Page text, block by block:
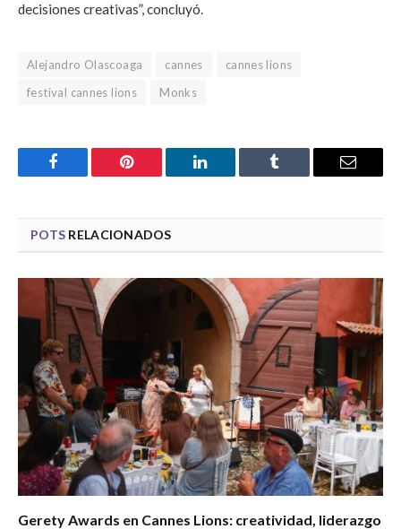
decisiones creativas”, concluyó.
Alejandro Olascoaga cannes
cannes lions
festival cannes lions
Monks
Facebook Pinterest LinkedIn Tumblr Email
POTS RELACIONADOS
Gerety Awards en Cannes Lions: creatividad, liderazgo